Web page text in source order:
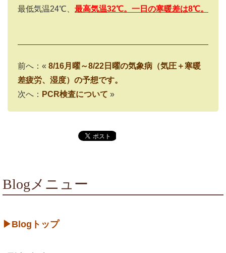
最低気温24℃、 最高気温32℃。一日の寒暖差は8℃。
前へ：« 8/16月曜～8/22日曜の気象病（気圧＋寒暖
差疲労、湿度）の予想です。
次へ： PCR検査について »
Blogメニュー
▶Blogトップ